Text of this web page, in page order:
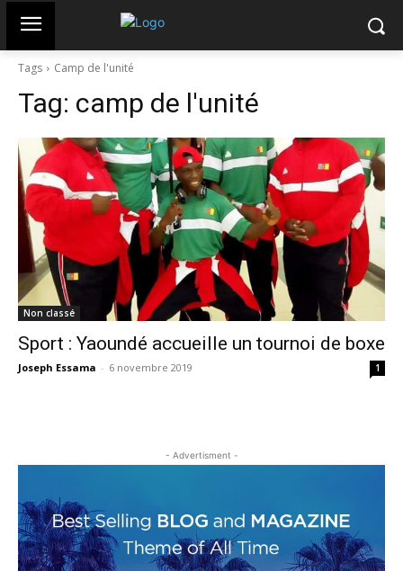
Tags Camp de l'unité
Tag: camp de l'unité
Non classé
Sport : Yaoundé accueille un tournoi de boxe
Joseph Essama - 6 novembre 2019 1
- Advertisment -